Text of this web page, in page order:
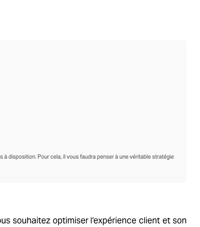
disposition. Pour cela, il vous faudra penser à une véritable stratégie
souhaitez optimiser l’expérience client et son